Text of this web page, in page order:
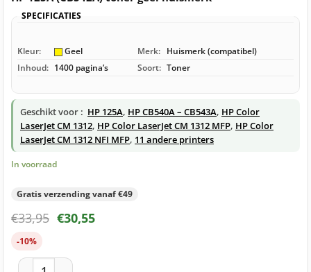
SPECIFICATIES
Kleur: Geel Merk: Huismerk (compatibel)
Inhoud: 1400 pagina’s Soort: Toner
Geschikt voor : HP 125A, HP CB540A – CB543A, HP Color
LaserJet CM 1312, HP Color LaserJet CM 1312 MFP, HP Color
LaserJet CM 1312 NFI MFP, 11 andere printers
In voorraad
Gratis verzending vanaf €49
€33,95 €30,55
-10%
HP 125A (CB542A) toner geel huismerk aantal